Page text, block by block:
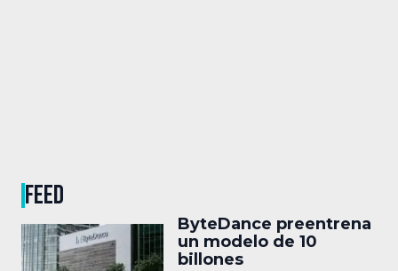
FEED
ByteDance preentrena
un modelo de 10
billones